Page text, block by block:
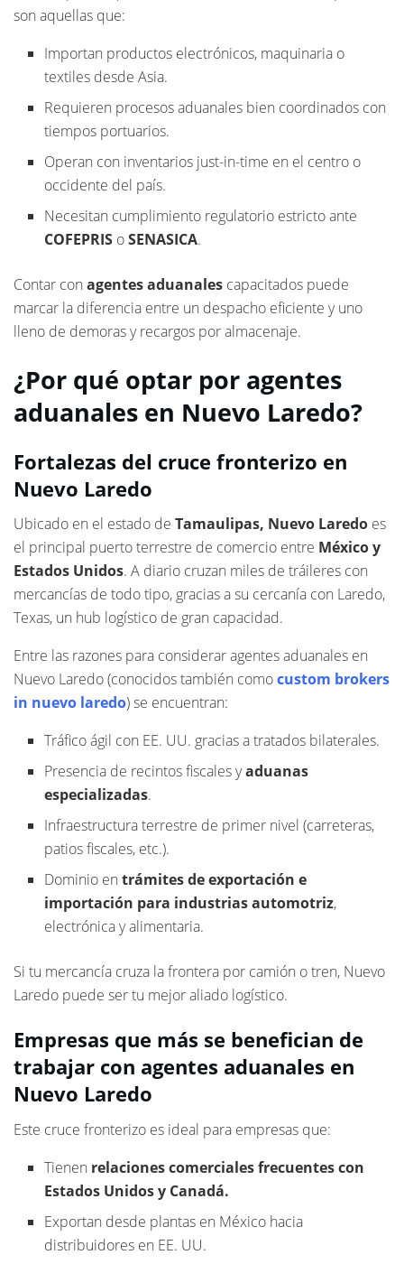
son aquellas que:
Importan productos electrónicos, maquinaria o
textiles desde Asia.
Requieren procesos aduanales bien coordinados con
tiempos portuarios.
Operan con inventarios just-in-time en el centro o
occidente del país.
Necesitan cumplimiento regulatorio estricto ante
COFEPRIS oSENASICA.
Contar con agentes aduanales capacitados puede
marcar la diferencia entre un despacho eficiente y uno
lleno de demoras y recargos por almacenaje.
¿Por qué optar por agentes
aduanales en Nuevo Laredo?
Fortalezas del cruce fronterizo en
Nuevo Laredo
Ubicado en el estado de Tamaulipas, Nuevo Laredo es
el principal puerto terrestre de comercio entre México y
Estados Unidos. A diario cruzan miles de tráileres con
mercancías de todo tipo, gracias a su cercanía con Laredo,
Texas, un hub logístico de gran capacidad.
Entre las razones para considerar agentes aduanales en
Nuevo Laredo (conocidos también comocustom brokers
in nuevo laredo) se encuentran:
Tráfico ágil con EE. UU. gracias a tratados bilaterales.
Presencia de recintos fiscales yaduanas
especializadas.
Infraestructura terrestre de primer nivel (carreteras,
patios fiscales, etc.).
Dominio entrámites de exportación e
importación para industrias automotriz,
electrónica y alimentaria.
Si tu mercancía cruza la frontera por camión o tren, Nuevo
Laredo puede ser tu mejor aliado logístico.
Empresas que más se benefician de
trabajar con agentes aduanales en
Nuevo Laredo
Este cruce fronterizo es ideal para empresas que:
Tienen relaciones comerciales frecuentes con
Estados Unidos y Canadá.
Exportan desde plantas en México hacia
distribuidores en EE. UU.